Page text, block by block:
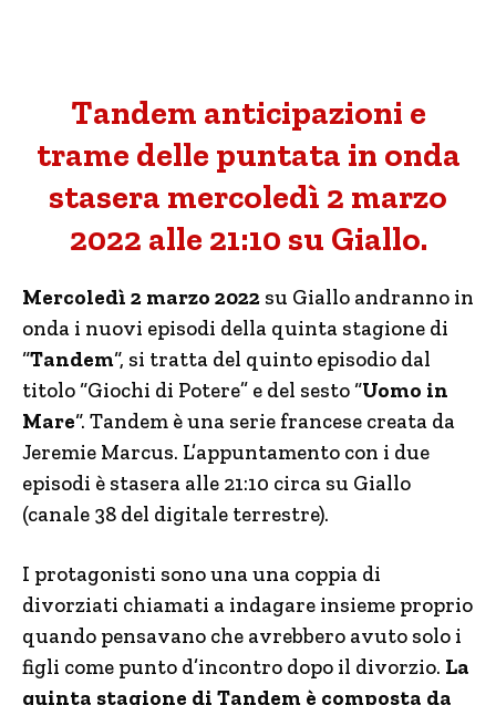
Tandem anticipazioni e
trame delle puntata in onda
stasera mercoledì 2 marzo
2022 alle 21:10 su Giallo.
Mercoledì 2 marzo 2022 su Giallo andranno in
onda i nuovi episodi della quinta stagione di
“Tandem“, si tratta del quinto episodio dal
titolo “Giochi di Potere” e del sesto “Uomo in
Mare“. Tandem è una serie francese creata da
Jeremie Marcus. L’appuntamento con i due
episodi è stasera alle 21:10 circa su Giallo
(canale 38 del digitale terrestre).
I protagonisti sono una una coppia di
divorziati chiamati a indagare insieme proprio
quando pensavano che avrebbero avuto solo i
figli come punto d’incontro dopo il divorzio. La
quinta stagione di Tandem è composta da